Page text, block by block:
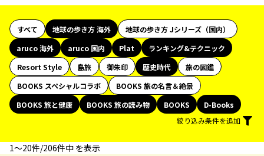
すべて 地球の歩き方 海外
地球の歩き方 Jシリーズ（国内）
aruco 海外
aruco 国内 Plat
ランキング&テクニック
Resort Style
島旅 御朱印 歴史時代
旅の図鑑
BOOKS スペシャルコラボ
BOOKS 旅の名言＆絶景
BOOKS 旅と健康
BOOKS 旅の読み物 BOOKS
D-Books
絞り込み条件を追加
1〜20件/206件中 を表示